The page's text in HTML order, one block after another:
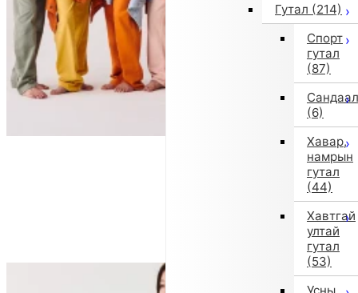
Гутал (214)
Спорт
гутал
(87)
Сандаал
(6)
Хавар,
намрын
гутал
(44)
Хавтгай
ултай
гутал
(53)